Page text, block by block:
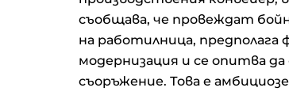
съобщава, че провеждат
на работилница,
модернизация и се опитва
съоръжение. Това е